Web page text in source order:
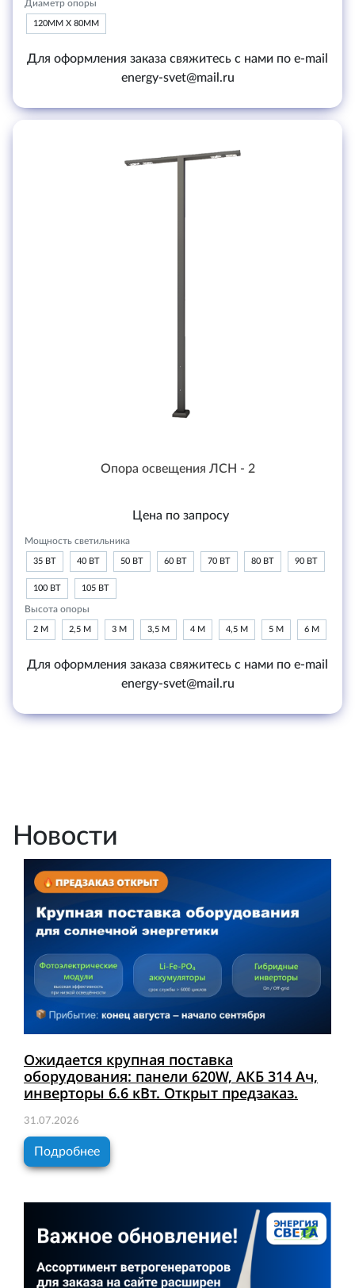
Диаметр опоры
120ММ Х 80ММ
Для оформления заказа свяжитесь с нами по e-mail
energy-svet@mail.ru
Опора освещения ЛСН - 2
Цена по запросу
Мощность светильника
35 ВТ 40 ВТ 50 ВТ 60 ВТ 70 ВТ 80 ВТ 90 ВТ
100 ВТ 105 ВТ
Высота опоры
2 М 2,5 М 3 М 3,5 М 4 М 4,5 М 5 М 6 М
Для оформления заказа свяжитесь с нами по e-mail
energy-svet@mail.ru
Новости
Ожидается крупная поставка
оборудования: панели 620W, АКБ 314 Ач,
инверторы 6.6 кВт. Открыт предзаказ.
31.07.2026
Подробнее